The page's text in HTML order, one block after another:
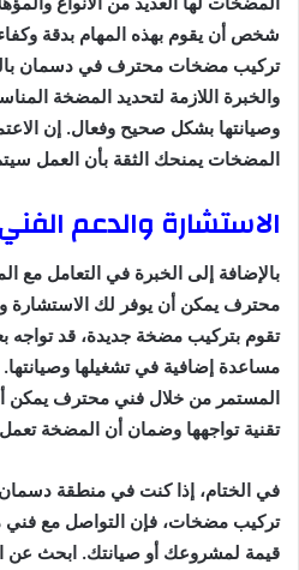
شخص أن يقوم بهذه المهام بدقة
تركيب مضخات محترف في دسمان
والخبرة اللازمة لتحديد المضخة
وصيانتها بشكل صحيح وفعال. إن
المضخات يمنحك الثقة بأن العمل
الاستشارة والدعم
بالإضافة إلى الخبرة في التعامل مع
محترف يمكن أن يوفر لك الاستشارة
تقوم بتركيب مضخة جديدة، قد تواجه
مساعدة إضافية في تشغيلها
المستمر من خلال فني محترف
تقنية تواجهها وضمان أن المضخة
في الختام، إذا كنت في منطقة
تركيب مضخات، فإن التواصل مع
قيمة لمشروعك أو صيانتك. ابحث عن